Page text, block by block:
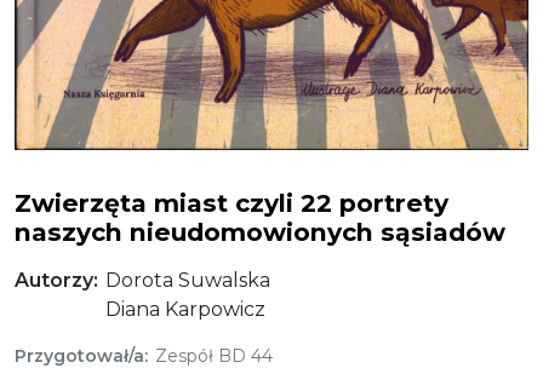
Zwierzęta miast czyli 22 portrety
naszych nieudomowionych sąsiadów
Autorzy Dorota Suwalska
Diana Karpowicz
Przygotował/a Zespół BD 44